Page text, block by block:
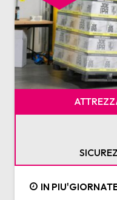
IN